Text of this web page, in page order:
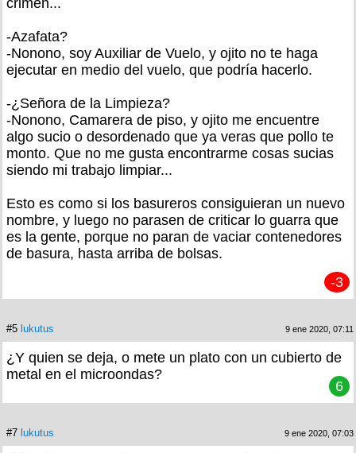
crimen...
-Azafata?
-Nonono, soy Auxiliar de Vuelo, y ojito no te haga
ejecutar en medio del vuelo, que podría hacerlo.
-¿Señora de la Limpieza?
-Nonono, Camarera de piso, y ojito me encuentre
algo sucio o desordenado que ya veras que pollo te
monto. Que no me gusta encontrarme cosas sucias
siendo mi trabajo limpiar...
Esto es como si los basureros consiguieran un nuevo
nombre, y luego no parasen de criticar lo guarra que
es la gente, porque no paran de vaciar contenedores
de basura, hasta arriba de bolsas.
-3
#5 lukutus 9 ene 2020, 07:11
¿Y quien se deja, o mete un plato con un cubierto de
metal en el microondas?
6
#7 lukutus 9 ene 2020, 07:03